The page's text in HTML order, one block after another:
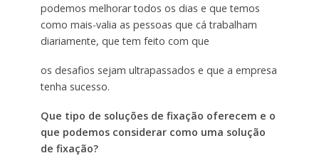
podemos melhorar todos os dias e que temos
como mais-valia as pessoas que cá trabalham
diariamente, que tem feito com que
os desafios sejam ultrapassados e que a empresa
tenha sucesso.
Que tipo de soluções de fixação oferecem e o
que podemos considerar como uma solução
de fixação?